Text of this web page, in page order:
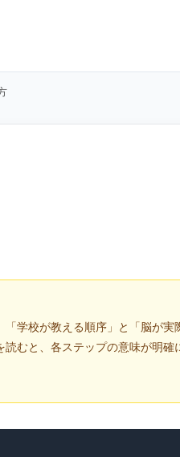
学校が教える順序」と「脳が実
むと、各ステップの意味が明確